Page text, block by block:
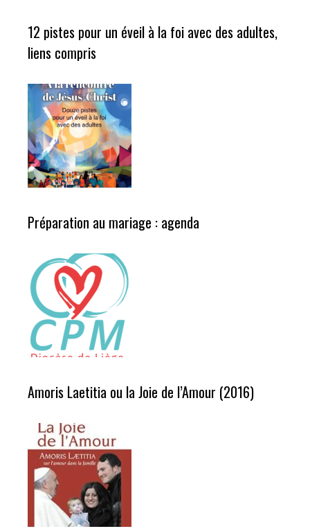
12 pistes pour un éveil à la foi avec des adultes,
liens compris
Préparation au mariage : agenda
Amoris Laetitia ou la Joie de l’Amour (2016)